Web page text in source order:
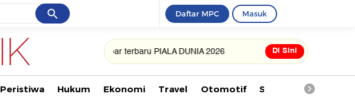
Cancel Daftar MPC Masuk
Tonton kabar terbaru PIALA DUNIA 2026 Di Sini
Peristiwa Hukum Ekonomi Travel Otomotif Saintek